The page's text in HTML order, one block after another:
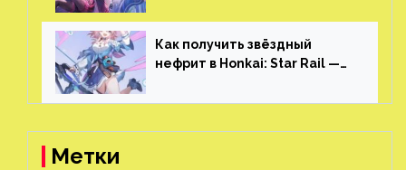
Как получить звёздный
нефрит в Honkai: Star Rail —
Метки